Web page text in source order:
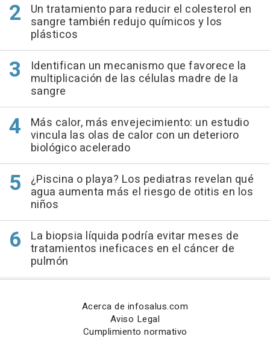
Un tratamiento para reducir el colesterol en
sangre también redujo químicos y los
plásticos
Identifican un mecanismo que favorece la
multiplicación de las células madre de la
sangre
Más calor, más envejecimiento: un estudio
vincula las olas de calor con un deterioro
biológico acelerado
¿Piscina o playa? Los pediatras revelan qué
agua aumenta más el riesgo de otitis en los
niños
La biopsia líquida podría evitar meses de
tratamientos ineficaces en el cáncer de
pulmón
Acerca de infosalus.com
Aviso Legal
Cumplimiento normativo